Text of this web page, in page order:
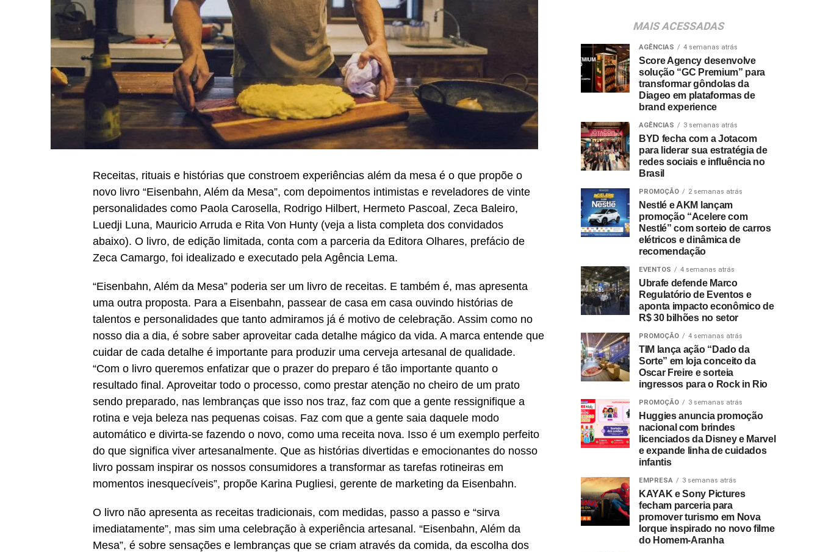
Receitas, rituais e histórias que constroem experiências além da mesa é o que propõe o
novo livro “Eisenbahn, Além da Mesa”, com depoimentos intimistas e reveladores de vinte
personalidades como Paola Carosella, Rodrigo Hilbert, Hermeto Pascoal, Zeca Baleiro,
Luedji Luna, Mauricio Arruda e Rita Von Hunty (veja a lista completa dos convidados
abaixo). O livro, de edição limitada, conta com a parceria da Editora Olhares, prefácio de
Zeca Camargo, foi idealizado e executado pela Agência Lema.
“Eisenbahn, Além da Mesa” poderia ser um livro de receitas. E também é, mas apresenta
uma outra proposta. Para a Eisenbahn, passear de casa em casa ouvindo histórias de
talentos e personalidades que tanto admiramos já é motivo de celebração. Assim como no
nosso dia a dia, é sobre saber aproveitar cada detalhe mágico da vida. A marca entende que
cuidar de cada detalhe é importante para produzir uma cerveja artesanal de qualidade.
“Com o livro queremos enfatizar que o prazer do preparo é tão importante quanto o
resultado final. Aproveitar todo o processo, como prestar atenção no cheiro de um prato
sendo preparado, nas lembranças que isso nos traz, faz com que a gente ressignifique a
rotina e veja beleza nas pequenas coisas. Faz com que a gente saia daquele modo
automático e divirta-se fazendo o novo, como uma receita nova. Isso é um exemplo perfeito
do que significa viver artesanalmente. Que as histórias divertidas e emocionantes do nosso
livro possam inspirar os nossos consumidores a transformar as tarefas rotineiras em
momentos inesquecíveis”, propõe Karina Pugliesi, gerente de marketing da Eisenbahn.
O livro não apresenta as receitas tradicionais, com medidas, passo a passo e “sirva
imediatamente”, mas sim uma celebração à experiência artesanal. “Eisenbahn, Além da
Mesa”, é sobre sensações e lembranças que se criam através da comida, da escolha dos
MAIS ACESSADAS
AGÊNCIAS 4 semanas atrás
Score Agency desenvolve
solução “GC Premium” para
transformar gôndolas da
Diageo em plataformas de
brand experience
AGÊNCIAS 3 semanas atrás
BYD fecha com a Jotacom
para liderar sua estratégia de
redes sociais e influência no
Brasil
PROMOÇÃO 2 semanas atrás
Nestlé e AKM lançam
promoção “Acelere com
Nestlé” com sorteio de carros
elétricos e dinâmica de
recomendação
EVENTOS 4 semanas atrás
Ubrafe defende Marco
Regulatório de Eventos e
aponta impacto econômico de
R$ 30 bilhões no setor
PROMOÇÃO 4 semanas atrás
TIM lança ação “Dado da
Sorte” em loja conceito da
Oscar Freire e sorteia
ingressos para o Rock in Rio
PROMOÇÃO 3 semanas atrás
Huggies anuncia promoção
nacional com brindes
licenciados da Disney e Marvel
e expande linha de cuidados
infantis
EMPRESA 3 semanas atrás
KAYAK e Sony Pictures
fecham parceria para
promover turismo em Nova
Iorque inspirado no novo filme
do Homem-Aranha